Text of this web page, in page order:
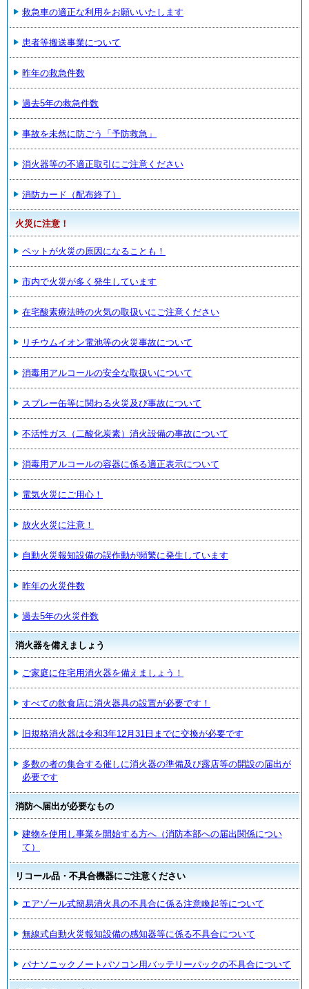
救急車の適正な利用をお願いいたします
患者等搬送事業について
昨年の救急件数
過去5年の救急件数
事故を未然に防ごう「予防救急」
消火器等の不適正取引にご注意ください
消防カード（配布終了）
火災に注意！
ペットが火災の原因になることも！
市内で火災が多く発生しています
在宅酸素療法時の火気の取扱いにご注意ください
リチウムイオン電池等の火災事故について
消毒用アルコールの安全な取扱いについて
スプレー缶等に関わる火災及び事故について
不活性ガス（二酸化炭素）消火設備の事故について
消毒用アルコールの容器に係る適正表示について
電気火災にご用心！
放火火災に注意！
自動火災報知設備の誤作動が頻繁に発生しています
昨年の火災件数
過去5年の火災件数
消火器を備えましょう
ご家庭に住宅用消火器を備えましょう！
すべての飲食店に消火器具の設置が必要です！
旧規格消火器は令和3年12月31日までに交換が必要です
多数の者の集合する催しに消火器の準備及び露店等の開設の届出が
必要です
消防へ届出が必要なもの
建物を使用し事業を開始する方へ（消防本部への届出関係につい
て）
リコール品・不具合機器にご注意ください
エアゾール式簡易消火具の不具合に係る注意喚起等について
無線式自動火災報知設備の感知器等に係る不具合について
パナソニックノートパソコン用バッテリーパックの不具合について